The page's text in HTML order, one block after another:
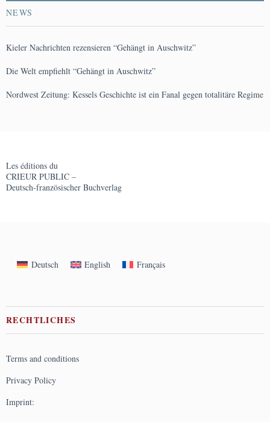
NEWS
Kieler Nachrichten rezensieren “Gehängt in Auschwitz”
Die Welt empfiehlt “Gehängt in Auschwitz”
Nordwest Zeitung: Kessels Geschichte ist ein Fanal gegen totalitäre Regime
Les éditions du
CRIEUR PUBLIC –
Deutsch-französischer Buchverlag
Deutsch English Français
RECHTLICHES
Terms and conditions
Privacy Policy
Imprint: